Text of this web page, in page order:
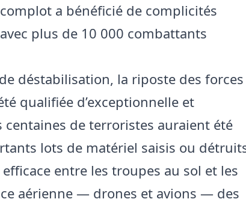
complot a bénéficié de complicités
plus de 10 000 combattants
déstabilisation, la riposte des forces
qualifiée d’exceptionnelle et
centaines de terroristes auraient été
lots de matériel saisis ou
entre les troupes au sol et les
aérienne — drones et avions — des